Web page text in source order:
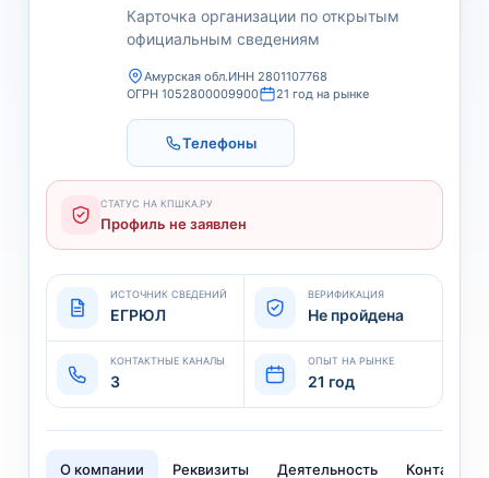
Карточка организации по открытым
официальным сведениям
Амурская обл.ИНН 2801107768
ОГРН 1052800009900
21 год на рынке
Телефоны
СТАТУС НА КПШКА.РУ
Профиль не заявлен
ИСТОЧНИК СВЕДЕНИЙ
ЕГРЮЛ
ВЕРИФИКАЦИЯ
Не пройдена
КОНТАКТНЫЕ КАНАЛЫ
3
ОПЫТ НА РЫНКЕ
21 год
О компании Реквизиты Деятельность Контакты